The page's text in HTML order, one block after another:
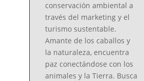
conservación ambiental a
través del marketing y el
turismo sustentable.
Amante de los caballos y
la naturaleza, encuentra
paz conectándose con los
animales y la Tierra. Busca